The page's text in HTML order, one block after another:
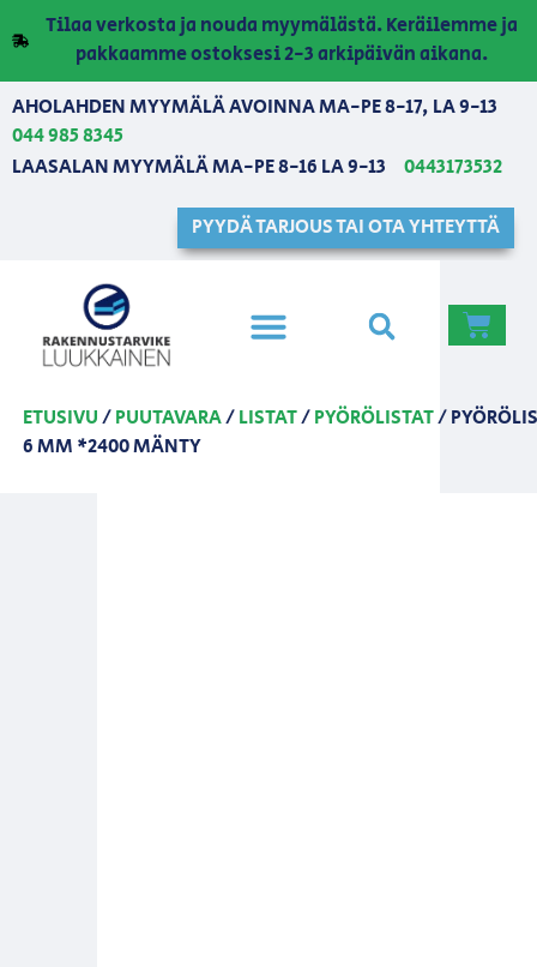
Tilaa verkosta ja nouda myymälästä. Keräilemme ja
pakkaamme ostoksesi 2-3 arkipäivän aikana.
AHOLAHDEN MYYMÄLÄ AVOINNA MA-PE 8-17, LA 9-13
044 985 8345
LAASALAN MYYMÄLÄ MA-PE 8-16 LA 9-13
0443173532
PYYDÄ TARJOUS TAI OTA YHTEYTTÄ
ETUSIVU/PUUTAVARA/LISTAT/PYÖRÖLISTAT/
6 MM *2400 MÄNTY